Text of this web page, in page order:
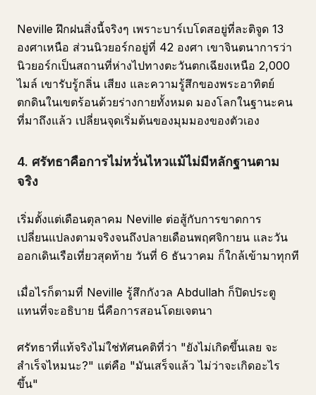
Neville ฝึกฝนสิ่งนี้จริงๆ เพราะบาร์เบโดสอยู่ที่ละติจูด 13
องศาเหนือ ส่วนนิวยอร์กอยู่ที่ 42 องศา เขาจินตนาการว่า
นิวยอร์กเป็นสถานที่ห่างไปทางตะวันตกเฉียงเหนือ 2,000
ไมล์ เขารับรู้กลิ่น เสียง และความรู้สึกของพระอาทิตย์
ตกดินในเขตร้อนด้วยร่างกายทั้งหมด มองโลกในฐานะคน
ที่มาถึงแล้ว เปลี่ยนจุดเริ่มต้นของมุมมองของตัวเอง
4. ศรัทธาคือการไม่หวั่นไหวแม้ไม่มีหลักฐานตาม
จริง
เริ่มตั้งแต่เดือนตุลาคม Neville ต่อสู้กับการขาดการ
เปลี่ยนแปลงตามจริงจนถึงปลายเดือนพฤศจิกายน และวัน
ออกเดินเรือเที่ยวสุดท้าย วันที่ 6 ธันวาคม ก็ใกล้เข้ามาทุกที
เมื่อไรก็ตามที่ Neville รู้สึกกังวล Abdullah ก็ปิดประตู
แทนที่จะอธิบาย นี่คือการสอนโดยเจตนา
ศรัทธาที่แท้จริงไม่ใช่ทัศนคติที่ว่า "ยังไม่เกิดขึ้นเลย จะ
สำเร็จไหมนะ?" แต่คือ "มันเสร็จแล้ว ไม่ว่าจะเกิดอะไร
ขึ้น"